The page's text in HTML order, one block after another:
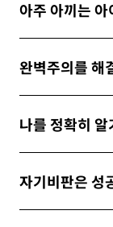
아주 아끼는
완벽주의를 해
나를 정확히
자기비판은 성